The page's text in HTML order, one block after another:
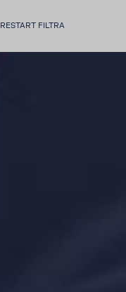
RESTART FILTRA